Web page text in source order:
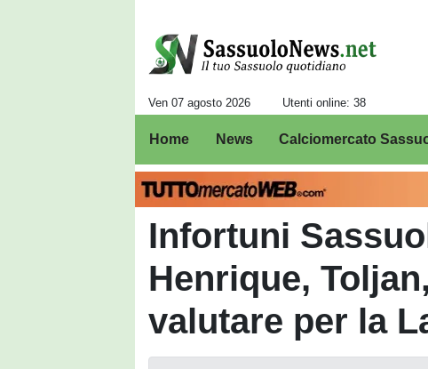
Ven 07 agosto 2026 Utenti online: 38
Home News Calciomercato
Infortuni
Henrique,
valutare per la